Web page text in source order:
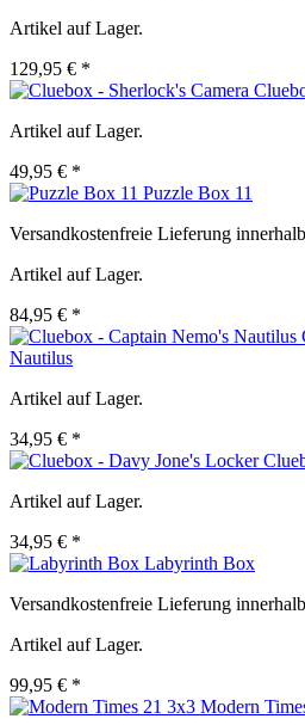
Artikel auf Lager.
129,95 € *
Artikel auf Lager.
49,95 € *
Puzzle Box 11
Versandkostenfreie Lieferung
Artikel auf Lager.
84,95 € *
Nautilus
Artikel auf Lager.
34,95 € *
Artikel auf Lager.
34,95 € *
Labyrinth Box
Versandkostenfreie Lieferung
Artikel auf Lager.
99,95 € *
Modern